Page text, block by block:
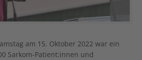
am 15. Oktober 2022 war ein
Sarkom-Patient:innen und